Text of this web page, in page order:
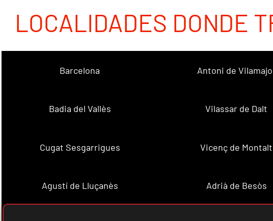
LOCALIDADES DONDE
Barcelona Antoni de
Badia del Vallès Vilassar de Dalt
Cugat Sesgarrigues Vicenç de Montalt
Agustí de Lluçanès Adrià de Besòs